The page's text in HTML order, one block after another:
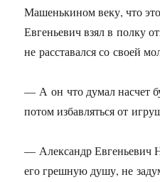
Машенькином веку, что
Евгеньевич взял в полку
не расставался со своей
— А он что думал насчет
потом избавляться от
— Александр Евгеньевич
его грешную душу, не